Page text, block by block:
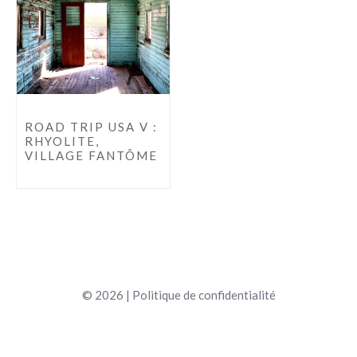
ROAD TRIP USA V :
RHYOLITE,
VILLAGE FANTÔME
© 2026 | Politique de confidentialité